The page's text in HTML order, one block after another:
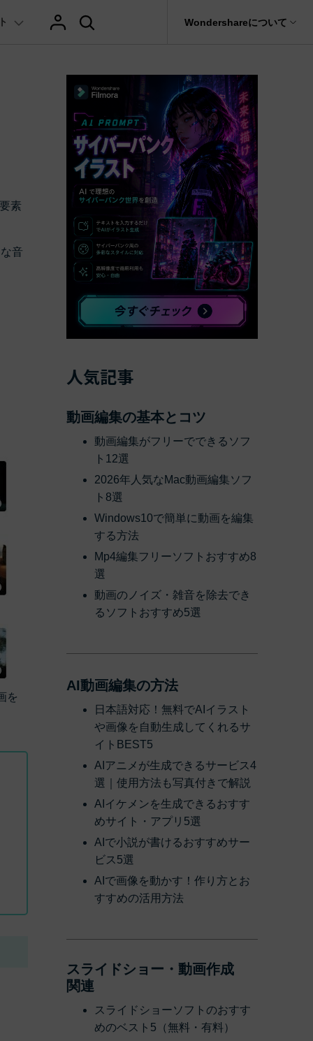
元・バックアップ
・ファイル修復ソフト
を守るアプリ
法人様向けお問い合わせ窓口
Wondershareについて
サポートセンター
データ復元・転送
Dr.Fone
Recoverit
サポート Wondershareについて
テキスト
テキスト挿入
テキスト読み上げ(TTS)
自動字幕起こし(STT)
テキストアニメーション
オートキャプション NEW
アセット
動画エフェクト
テンプレートプリセット
AIポートレート
Boris FX
NewBlue FX
& AI機能
音声生成ツール
AIイラストや画像生成サイト
AI絵自動生成ツール
AI画像生成ツール
AIアップスケーリングビデオ
動画マーケティング
プレゼンテーション動画
TikTok広告動画
ドショー作成関連知識 NEW
ムービー作成テクニック
使えるエフェクト素材おすすめ
動画の関連知識
リエーティビティーに関する記事
Filmora動画講座
Filmora 101ガイド
Filmoraラーニング・セ
Filmora基本動画チュー
Filmoraの使い方とコツ
YouTube公式チャンネル
ブランド紹介
レビュー
Filmoraのニュースとレビューについて詳し
く見る
協業実績
Filmora製品や、公式キャラクターとのコラ
素
音
を
人気記事
動画編集の基本とコツ
動画編集がフリーでできるソフ
ト12選
2026年人気なMac動画編集ソフ
ト8選
Windows10で簡単に動画を編集
する方法
Mp4編集フリーソフトおすすめ8
選
動画のノイズ・雑音を除去でき
るソフトおすすめ5選
AI動画編集の方法
日本語対応！無料でAIイラスト
や画像を自動生成してくれるサ
イトBEST5
AIアニメが生成できるサービス4
選｜使用方法も写真付きで解説
AIイケメンを生成できるおすす
めサイト・アプリ5選
AIで小説が書けるおすすめサー
ビス5選
AIで画像を動かす！作り方とお
すすめの活用方法
スライドショー・動画作成
関連
スライドショーソフトのおすす
めのベスト5（無料・有料）